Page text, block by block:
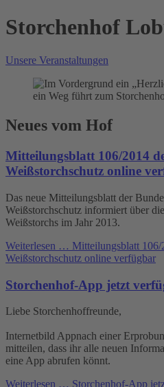
Storchenhof
Unsere Veranstaltungen
Neues vom Hof
Mitteilungsblatt 106/2014
Weißstorchschutz online
Das neue Mitteilungsblatt der
Weißstorchschutz informiert über
Weißstorchs im Jahr 2013.
Weiterlesen … Mitteilungsblatt
Weißstorchschutz online verfügbar
Storchenhof-App jetzt
Liebe Storchenhoffreunde,
Internetbild Appnach einer
mitteilen, dass ihr alle neuen
eine App abrufen könnt.
Weiterlesen … Storchenhof-App